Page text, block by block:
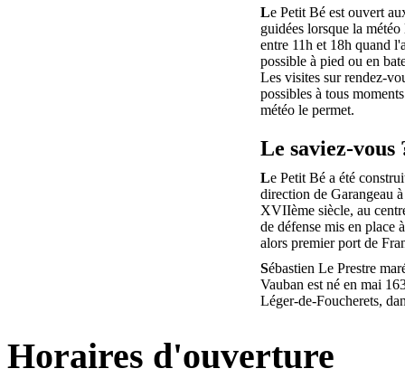
Le Petit Bé est ouvert
guidées lorsque la météo
entre 11h et 18h quand
possible à pied ou en
Les visites sur rendez-
possibles à tous
météo le permet.
Le saviez-vous
Le Petit Bé a été
direction de Garangeau
XVIIème siècle, au
de défense mis en place
alors premier port de
Sébastien Le Prestre
Vauban est né en mai
Léger-de-Foucherets,
Horaires d'ouverture